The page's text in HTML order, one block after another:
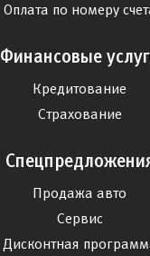
Оплата по номеру
Финансовые
Кредитование
Страхование
Продажа авто
Сервис
Дисконтная